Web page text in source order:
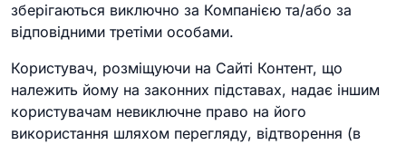
зберігаються виключно за Компанією та/або за
відповідними третіми особами.
Користувач, розміщуючи на Сайті Контент, що
належить йому на законних підставах, надає іншим
користувачам невиключне право на його
використання шляхом перегляду, відтворення (в